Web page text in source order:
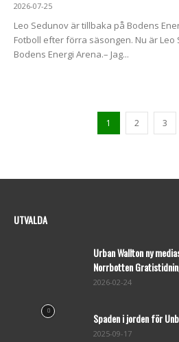
2026-07-25
Leo Sedunov är tillbaka på Bodens
Fotboll efter förra säsongen. Nu är Leo
Bodens Energi Arena.– Jag...
1 2 3
UTVALDA
Urban Wallton ny
Norrbotten
2026-02-24
Spaden i jorden för
2025-09-17